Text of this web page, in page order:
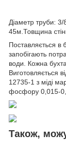
Діаметр труби:
45м.Товщина
Поставляється в
запобігають
води. Кожна
Виготовляється
12735-1 з міді
фосфору 0,015-
Також,